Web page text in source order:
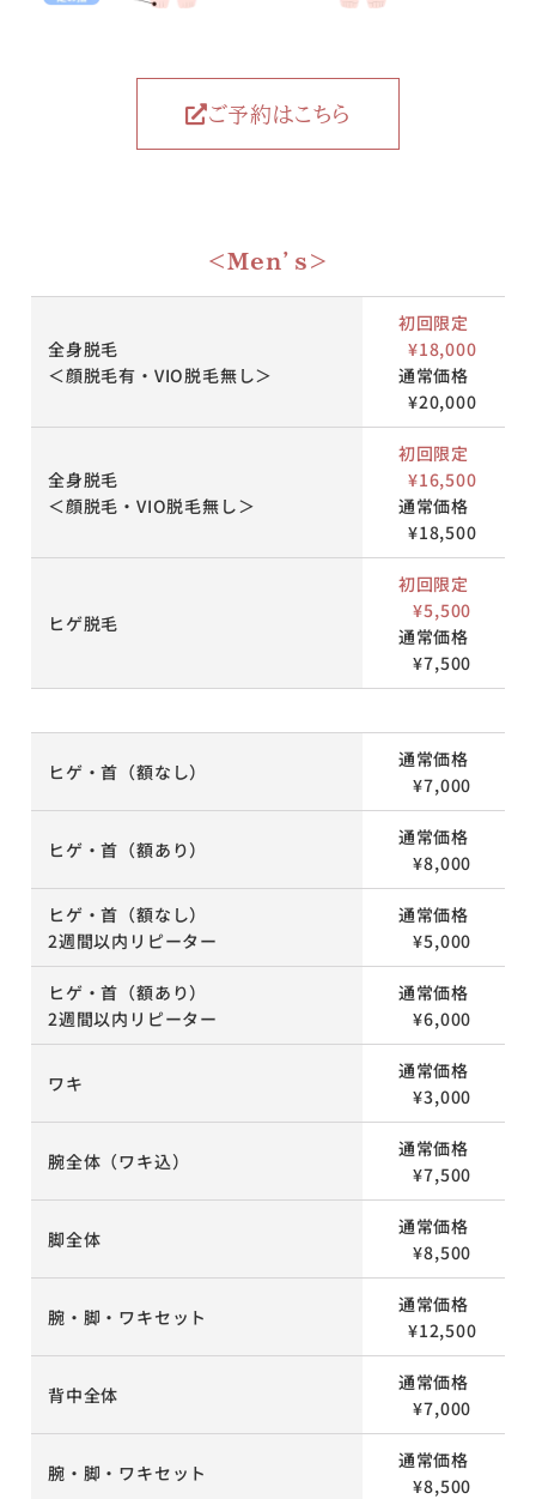
ご予約はこちら
＜Men’s＞
全身脱毛
＜顔脱毛有・VIO脱毛無し＞
初回限定
¥18,000
通常価格
¥20,000
全身脱毛
＜顔脱毛・VIO脱毛無し＞
初回限定
¥16,500
通常価格
¥18,500
ヒゲ脱毛
初回限定
¥5,500
通常価格
¥7,500
ヒゲ・首（額なし）
通常価格
¥7,000
ヒゲ・首（額あり）
通常価格
¥8,000
ヒゲ・首（額なし）
2週間以内リピーター
通常価格
¥5,000
ヒゲ・首（額あり）
2週間以内リピーター
通常価格
¥6,000
ワキ
通常価格
¥3,000
腕全体（ワキ込）
通常価格
¥7,500
脚全体
通常価格
¥8,500
腕・脚・ワキセット
通常価格
¥12,500
背中全体
通常価格
¥7,000
腕・脚・ワキセット
通常価格
¥8,500